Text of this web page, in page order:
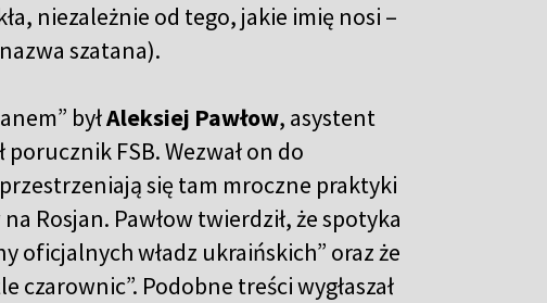
niezależnie od tego, jakie imię nosi –
szatana).
byłAleksiej Pawłow, asystent
FSB. Wezwał on do
się tam mroczne praktyki
Rosjan. Pawłow twierdził, że spotyka
oficjalnych władz ukraińskich” oraz że
czarownic”. Podobne treści wygłaszał